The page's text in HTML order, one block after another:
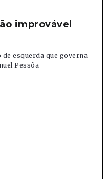
improvável
esquerda que governa
Pessôa